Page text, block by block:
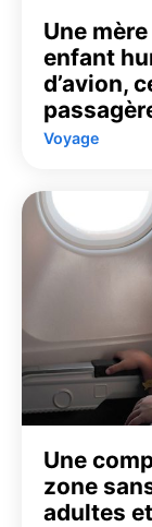
Une
enfant
d’avion,
Voyage
Une
zone
adultes